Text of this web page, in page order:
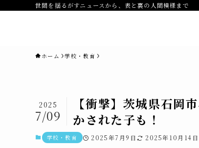
世間を揺るがすニュースから、表と裏の人間模様まで
ホーム 学校・教育
【衝撃】茨城県石岡
かされた子も！
2025
7/09
学校・教育 2025年7月9日 2025年10月14日